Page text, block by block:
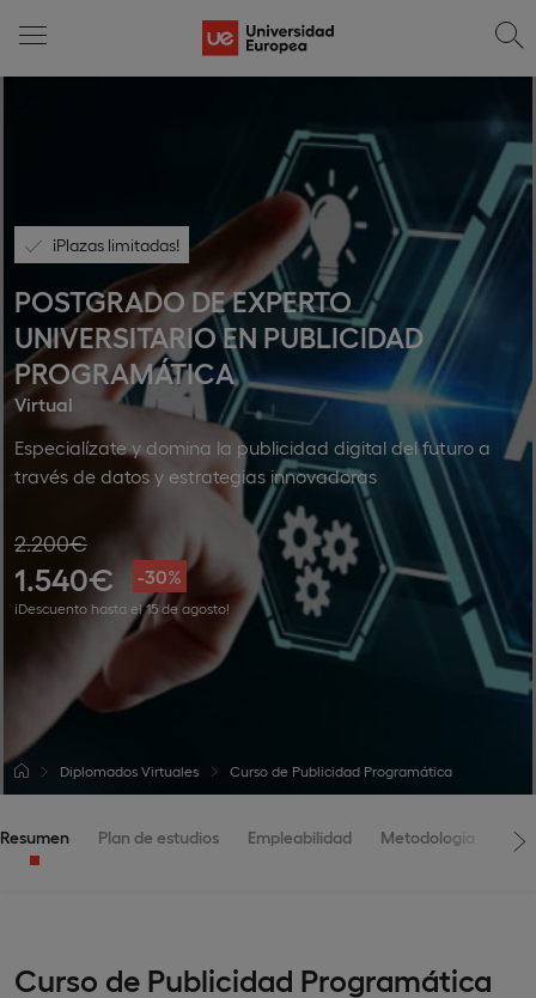
¡Plazas limitadas!
POSTGRADO DE EXPERTO
UNIVERSITARIO EN PUBLICIDAD
PROGRAMÁTICA
Virtual
Especialízate y domina la publicidad digital del futuro a
través de datos y estrategias innovadoras
2.200€
1.540€ -30%
¡Descuento hasta el 15 de agosto!
Diplomados Virtuales Curso de Publicidad Programática
Resumen Plan de estudios Empleabilidad Metodología
Curso de Publicidad Programática